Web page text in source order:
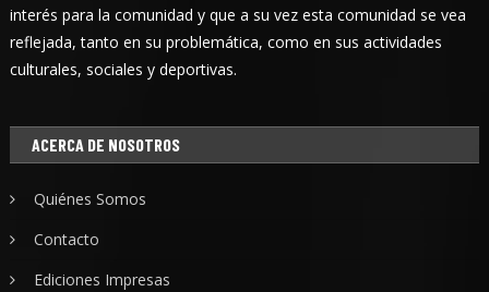
interés para la comunidad y que a su vez esta comunidad se vea
reflejada, tanto en su problemática, como en sus actividades
culturales, sociales y deportivas.
ACERCA DE NOSOTROS
Quiénes Somos
Contacto
Ediciones Impresas